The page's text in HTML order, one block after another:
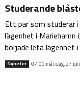
Studerande
Ett par som studerar
lägenhet i Mariehamn
började leta lägenhet i
Nyheter 07:00 måndag, 27